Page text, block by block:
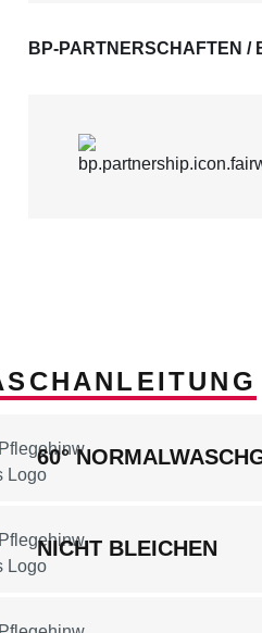
BP-PARTNERSCHAFTEN /
60°
NICHT BLEICHEN